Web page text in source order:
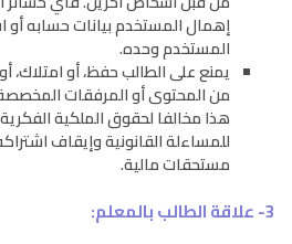
إهمال المستخدم بيانات حسابه أو
المستخدم وحده.
يمنع على الطالب حفظ، أو امتلاك،
من المحتوى أو المرفقات
هذا مخالفا لحقوق الملكية
للمساءلة القانونية وإيقاف
مستحقات مالية.
3- علاقة الطالب بالمعلم: